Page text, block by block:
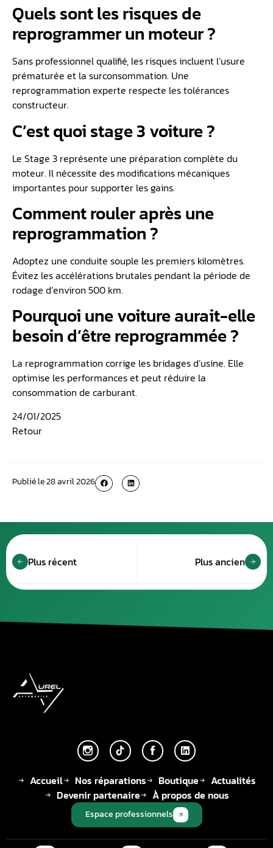
Quels sont les risques de
reprogrammer un moteur ?
Sans professionnel qualifié, les risques incluent l’usure
prématurée et la surconsommation. Une
reprogrammation experte respecte les tolérances
constructeur.
C’est quoi stage 3 voiture ?
Le Stage 3 représente une préparation complète du
moteur. Il nécessite des modifications mécaniques
importantes pour supporter les gains.
Comment rouler après une
reprogrammation ?
Adoptez une conduite souple les premiers kilomètres.
Évitez les accélérations brutales pendant la période de
rodage d’environ 500 km.
Pourquoi une voiture aurait-elle
besoin d’être reprogrammée ?
La reprogrammation corrige les bridages d’usine. Elle
optimise les performances et peut réduire la
consommation de carburant.
24/01/2025
Retour
Publié le28 avril 2026
Plus récent Plus ancien
Accueil Nos réparations Boutique
Actualités
Devenir partenaire
À propos de nous
Espace professionnels